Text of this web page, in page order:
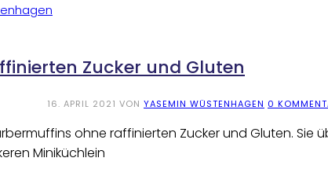
Zucker und Gluten
16. APRIL 2021 VON YASEMIN WÜSTENHAGEN 0
ohne raffinierten Zucker und Gluten. Sie
Miniküchlein